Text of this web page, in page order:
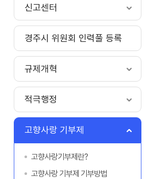
신고센터
경주시 위원회 인력풀 등록
규제개혁
적극행정
고향사랑 기부제
고향사랑기부제란?
고향사랑 기부제 기부방법